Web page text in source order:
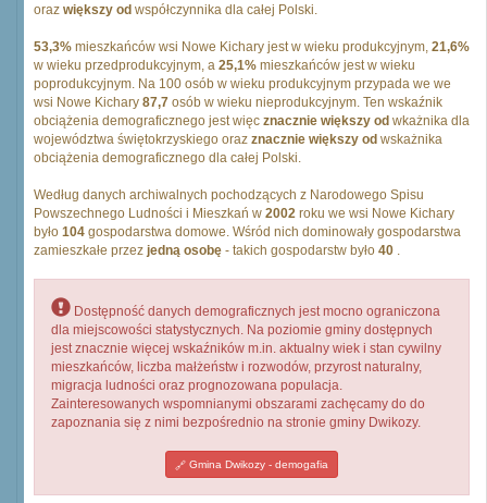
oraz większy od współczynnika dla całej Polski.
53,3% mieszkańców wsi Nowe Kichary jest w wieku produkcyjnym, 21,6%
w wieku przedprodukcyjnym, a 25,1% mieszkańców jest w wieku
poprodukcyjnym. Na 100 osób w wieku produkcyjnym przypada we we
wsi Nowe Kichary 87,7 osób w wieku nieprodukcyjnym. Ten wskaźnik
obciążenia demograficznego jest więc znacznie większy od wkażnika dla
województwa świętokrzyskiego oraz znacznie większy od wskażnika
obciążenia demograficznego dla całej Polski.
Według danych archiwalnych pochodzących z Narodowego Spisu
Powszechnego Ludności i Mieszkań w 2002 roku we wsi Nowe Kichary
było 104 gospodarstwa domowe. Wśród nich dominowały gospodarstwa
zamieszkałe przez jedną osobę - takich gospodarstw było 40 .
Dostępność danych demograficznych jest mocno ograniczona
dla miejscowości statystycznych. Na poziomie gminy dostępnych
jest znacznie więcej wskaźników m.in. aktualny wiek i stan cywilny
mieszkańców, liczba małżeństw i rozwodów, przyrost naturalny,
migracja ludności oraz prognozowana populacja.
Zainteresowanych wspomnianymi obszarami zachęcamy do do
zapoznania się z nimi bezpośrednio na stronie gminy Dwikozy.
Gmina Dwikozy - demogafia